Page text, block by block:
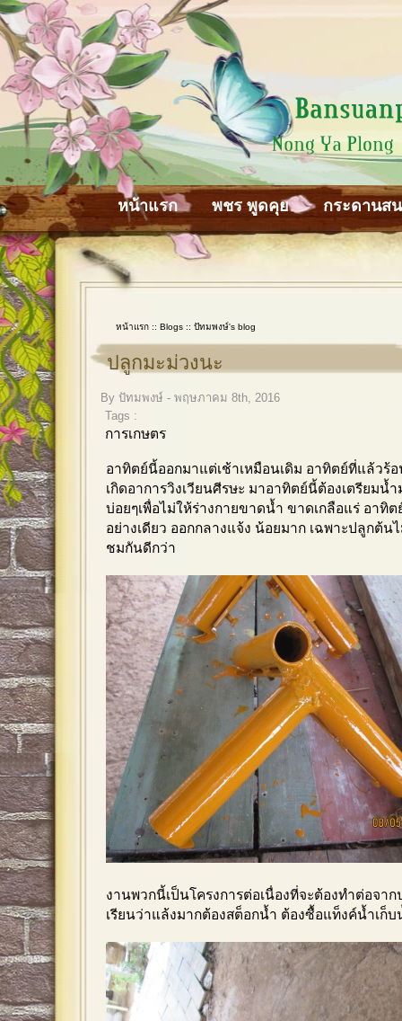
หน้าแรก พชร พูดคุย กระดานส
หน้าแรก :: Blogs :: ปัทมพงษ์'s blog
ปลูกมะม่วงนะ
By ปัทมพงษ์ - พฤษภาคม 8th, 2016
Tags :
การเกษตร
อาทิตย์นี้ออกมาแต่เช้าเหมือนเดิม อาทิตย์ที่แล้วร้
เกิดอาการวิงเวียนศีรษะ มาอาทิตย์นี้ต้องเตรียมน้
บ่อยๆเพื่อไม่ให้ร่างกายขาดน้ำ ขาดเกลือแร่ อาทิ
อย่างเดียว ออกกลางแจ้ง น้อยมาก เฉพาะปลูกต้
ชมกันดีกว่า
งานพวกนี้เป็นโครงการต่อเนื่องที่จะต้องทำต่อจา
เรียนว่าแล้งมากต้องสต็อกน้ำ ต้องซื้อแท็งค์น้ำเก็